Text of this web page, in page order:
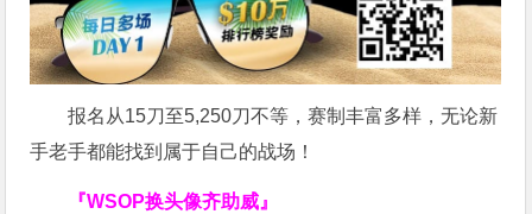
报名从15刀至5,250刀不等，赛制丰富多样，无论新
手老手都能找到属于自己的战场！
『WSOP换头像齐助威』